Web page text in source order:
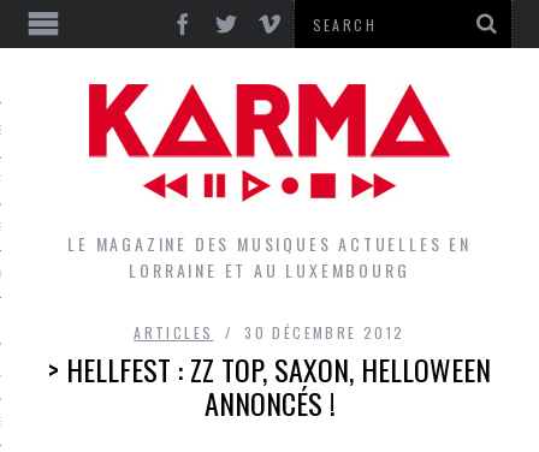
GROUPES DU LOCAL
LE MAGAZINE DES MUSIQUES ACTUELLES EN
LORRAINE ET AU LUXEMBOURG
ARTICLES 30 DÉCEMBRE 2012
> HELLFEST : ZZ TOP, SAXON, HELLOWEEN
ANNONCÉS !